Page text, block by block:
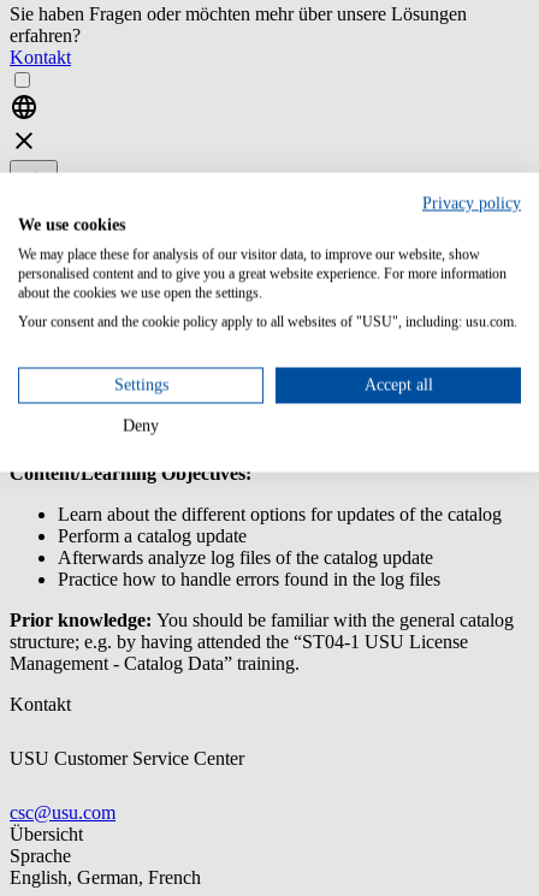
Sie haben Fragen oder möchten mehr über unsere Lösungen
erfahren?
Kontakt
USU IT Asset
Management
ST04-2 USU
Management -
Management
This training enables you to perform a catalog update in USU
License Management and to analyze the error logs and resolve
possible errors.
Content/Learning Objectives:
Learn about the different options for updates of the catalog
Perform a catalog update
Afterwards analyze log files of the catalog update
Practice how to handle errors found in the log files
Prior knowledge: You should be familiar with the general catalog
structure; e.g. by having attended the “ST04-1 USU License
Management - Catalog Data” training.
Kontakt
USU Customer Service Center
csc@usu.com
Übersicht
Sprache
English, German, French
Privacy policy
We use cookies
We may place these for analysis of our visitor data, to improve our website, show
personalised content and to give you a great website experience. For more information
about the cookies we use open the settings.
Your consent and the cookie policy apply to all websites of "USU", including: usu.com.
Settings Accept all
Deny